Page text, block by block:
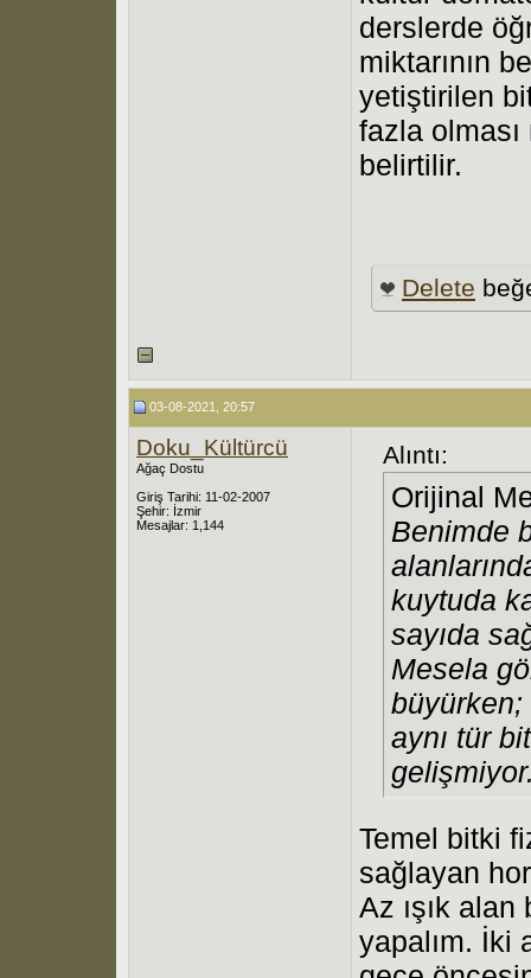
derslerde
miktarının
yetiştirilen
fazla
belirtilir.
Delete
03-08-2021, 20:57
Doku_Kültürcü
Ağaç Dostu
Giriş Tarihi: 11-02-2007
Şehir: İzmir
Mesajlar: 1,144
Alıntı:
Orijinal
Benimde
kuytuda
sayıda
Mesela
büyürken;
aynı tür
Temel bitki
sağlayan
Az ışık
yapalım. İki